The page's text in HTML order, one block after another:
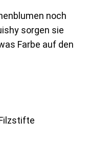
noch
sorgen sie
Farbe auf den